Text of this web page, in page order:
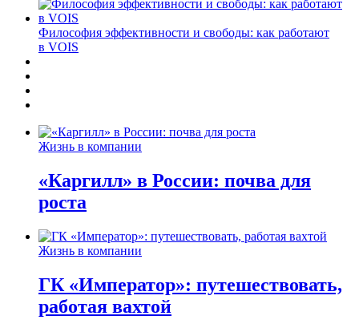
Философия эффективности и свободы: как работают
в VOIS
Жизнь в компании
«Каргилл» в России: почва для
роста
Жизнь в компании
ГК «Император»: путешествовать,
работая вахтой